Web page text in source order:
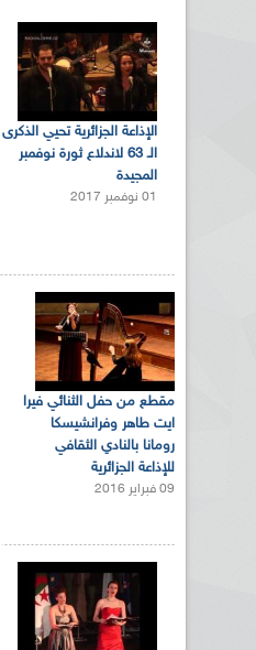
الإذاعة الجزائرية تحيي الذكرى
الـ 63 لاندلاع ثورة نوفمبر
المجيدة
01 نوفمبر 2017
مقطع من حفل الثنائي فيرا
ايت طاهر وفرانشيسكا
رومانا بالنادي الثقافي
للإذاعة الجزائرية
09 فبراير 2016